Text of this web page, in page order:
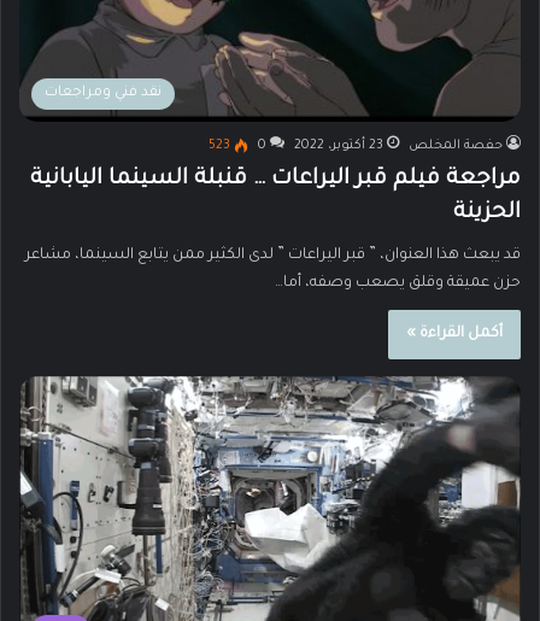
نقد فني ومراجعات
حفصة المخلص 23 أكتوبر، 2022 0
523
مراجعة فيلم قبر اليراعات … قنبلة السينما اليابانية
الحزينة
قد يبعث هذا العنوان، ” قبر اليراعات ” لدى الكثير ممن يتابع السينما، مشاعر
حزن عميقة وقلق يصعب وصفه، أما…
أكمل القراءة »